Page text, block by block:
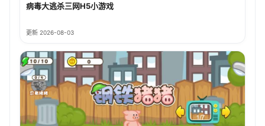
病毒大逃杀三网H5小游戏
更新 2026-08-03